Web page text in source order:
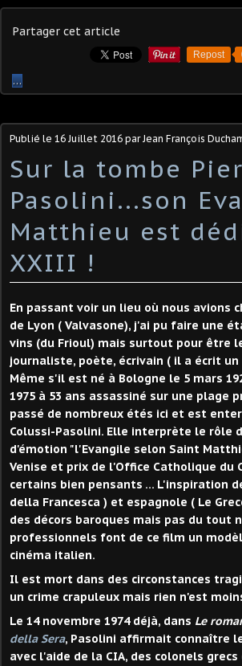
Partager cet article
Repost
…
Publié le 16 Juillet 2016 par Jean François
Sur la tombe
Pasolini...son
Matthieu est
XXIII !
En passant voir un lieu où nous avions
de Lyon ( Valvasone), j'ai pu faire une
vins (du Frioul) mais surtout pour être
journaliste, poète, écrivain ( il a écrit
Même s'il est né à Bologne le 5 mars
1975 à 53 ans assassiné sur une plage
passé de nombreux étés ici et est
Colussi-Pasolini. Elle interprète le rôle
d'émotion "l'Evangile selon Saint
Venise et prix de l'Office Catholique du
certains bien pensants ... L'inspiration
della Francesca ) et espagnole ( Le
des décors baroques mais pas du tout
professionnels font de ce film un
cinéma italien.
Il est mort dans des circonstances
un crime crapuleux mais rien n'est
Le 14 novembre 1974 déjà, dans Le
della Sera, Pasolini affirmait connaître
avec l'aide de la CIA, des colonels